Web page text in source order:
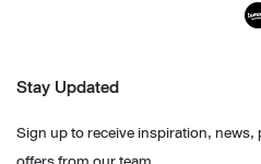
Stay Updated
Sign up to receive inspiration,